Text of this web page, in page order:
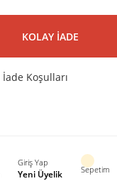
KOLAY İADE
İade Koşulları
Giriş Yap
Yeni Üyelik Sepetim